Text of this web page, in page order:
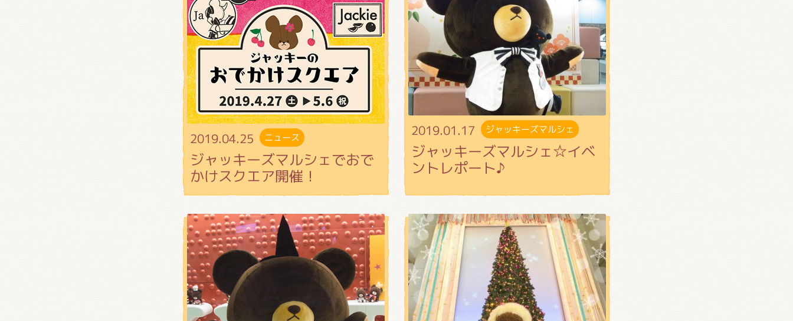
2019.04.25 ニュース
ジャッキーズマルシェでおで
かけスクエア開催！
2019.01.17 ジャッキーズマルシェ
ジャッキーズマルシェ☆イベ
ントレポート♪
チア ジャッキーズ！
くまのがっこう しょくいんしつ
くまのがっこう 家庭科部